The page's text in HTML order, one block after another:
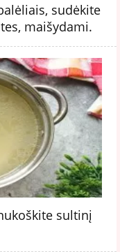
sudėkite
maišydami.
sultinį